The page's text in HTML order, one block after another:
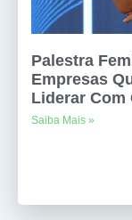
Palestra
Empresas
Liderar Com
Saiba Mais »